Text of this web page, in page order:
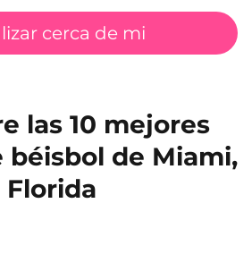
cerca de mi
las 10 mejores
béisbol de Miami,
Florida